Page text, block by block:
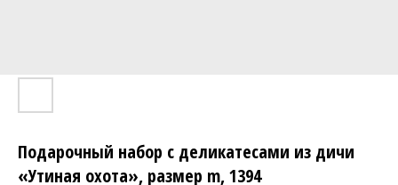
Подарочный набор с деликатесами из дичи
«Утиная охота», размер m, 1394